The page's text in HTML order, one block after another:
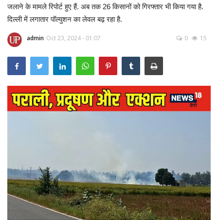
राष्ट्रीय खबरें
उत्तर प्रदेश
बिज़नेस
मनोरंजन
अजब गज़ब
जलाने के मामले रिपोर्ट हुए हैं. अब तक 26 किसानों को गिरफ्तार भी किया गया है.
दिल्ली में लगातार पॉल्युशन का लेवल बढ़ रहा है.
admin Oct 23, 2024 - 01:07 0 15